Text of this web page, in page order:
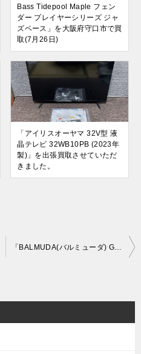
Bass Tidepool Maple フェン
ダー プレイヤーシリーズ ジャ
ズベース」を大阪府守口市で買
取(7月26日)
「アイリスオーヤマ 32V型 液
晶テレビ 32WB10PB (2023年
製)」を出張買取させていただ
きました。